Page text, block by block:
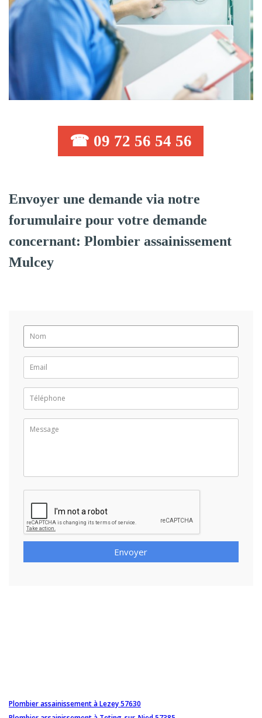
☎ 09 72 56 54 56
Envoyer une demande via notre
forumulaire pour votre demande
concernant: Plombier assainissement
Mulcey
Envoyer
Plombier assainissement à Lezey 57630